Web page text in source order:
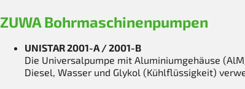
ZUWA Bohrmaschinenpumpen
UNISTAR 2001-A / 2001-B
Die Universalpumpe mit Aluminiumgehäuse
Diesel, Wasser und Glykol (Kühlflüssigkeit)